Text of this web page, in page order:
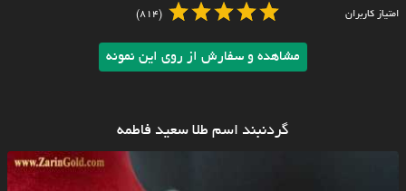
امتیاز کاربران (814)
مشاهده و سفارش از روی این نمونه
گردنبند اسم طلا سعید فاطمه